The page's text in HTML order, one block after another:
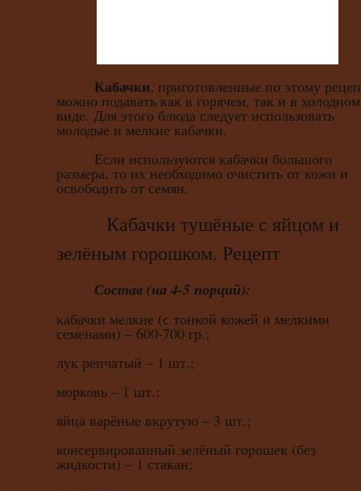
Кабачки, приготовленные по этому
можно подавать как в горячем, так и в холодном
виде. Для этого блюда следует использовать
молодые и мелкие кабачки.
Если используются кабачки большого
размера, то их необходимо очистить от кожи и
освободить от семян.
Кабачки тушёные с яйцом и
зелёным горошком. Рецепт
Состав (на 4-5 порций):
кабачки мелкие (с тонкой кожей и мелкими
семенами) – 600-700 гр.;
лук репчатый – 1 шт.;
морковь – 1 шт.;
яйца варёные вкрутую – 3 шт.;
консервированный зелёный горошек (без
жидкости) – 1 стакан;